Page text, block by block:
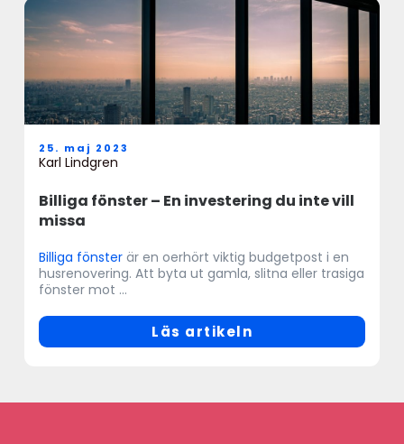
Billiga fönster – En investering du inte vill
missa
25. maj 2023
Karl Lindgren
Billiga fönster är en oerhört viktig budgetpost i en
husrenovering. Att byta ut gamla, slitna eller trasiga
fönster mot ...
Läs artikeln